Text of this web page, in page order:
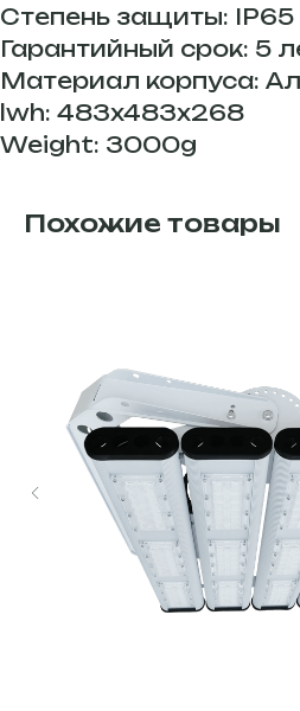
Степень защиты: IP65
Гарантийный срок: 5
Материал корпуса:
lwh: 483x483x268
Weight: 3000g
Похожие товары